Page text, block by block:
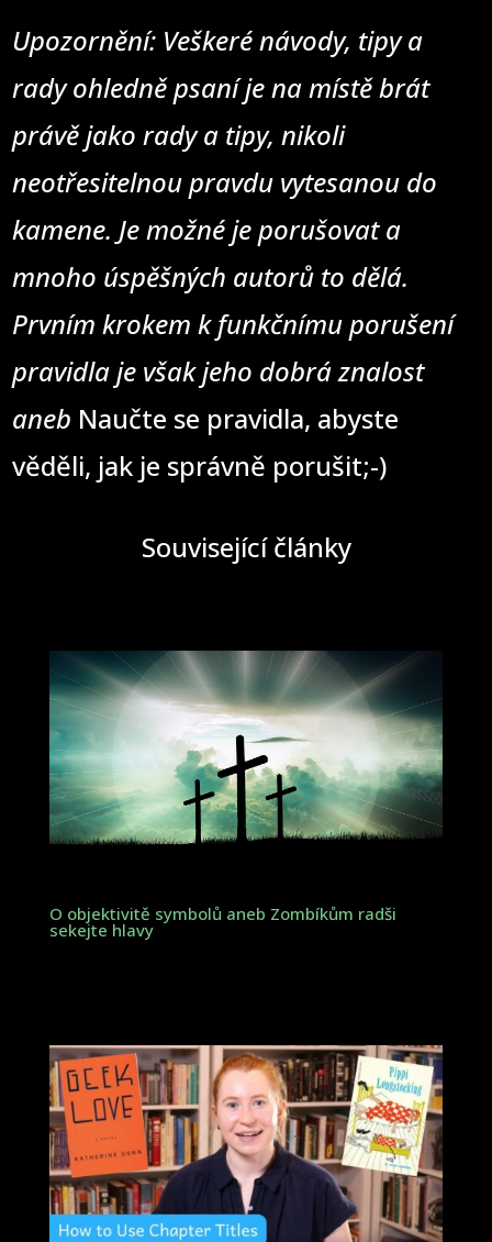
Upozornění: Veškeré návody, tipy a
rady ohledně psaní je na místě brát
právě jako rady a tipy, nikoli
neotřesitelnou pravdu vytesanou do
kamene. Je možné je porušovat a
mnoho úspěšných autorů to dělá.
Prvním krokem k funkčnímu porušení
pravidla je však jeho dobrá znalost
aneb Naučte se pravidla, abyste
věděli, jak je správně porušit;-)
Související články
O objektivitě symbolů aneb Zombíkům radši
sekejte hlavy